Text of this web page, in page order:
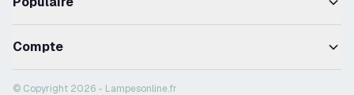
Compte
© Copyright 2026 - Lampesonline.fr